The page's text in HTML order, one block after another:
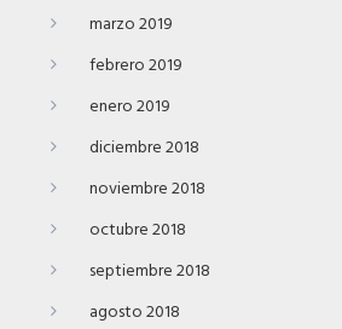
marzo 2019
febrero 2019
enero 2019
diciembre 2018
noviembre 2018
octubre 2018
septiembre 2018
agosto 2018